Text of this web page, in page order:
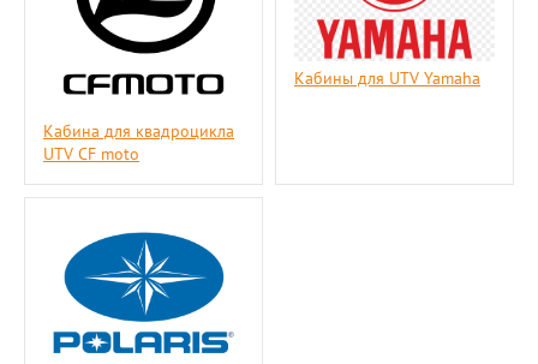
Кабина для квадроцикла
UTV СF moto
Кабины для UTV Yamaha